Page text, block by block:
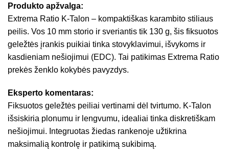
Produkto apžvalga:
Extrema Ratio K-Talon – kompaktiškas karambito stiliaus
peilis. Vos 10 mm storio ir sveriantis tik 130 g, šis fiksuotos
geležtės įrankis puikiai tinka stovyklavimui, išvykoms ir
kasdieniam nešiojimui (EDC). Tai patikimas Extrema Ratio
prekės ženklo kokybės pavyzdys.
Eksperto komentaras:
Fiksuotos geležtės peiliai vertinami dėl tvirtumo. K-Talon
išsiskiria plonumu ir lengvumu, idealiai tinka diskretiškam
nešiojimui. Integruotas žiedas rankenoje užtikrina
maksimalią kontrolę ir patikimą sukibimą.